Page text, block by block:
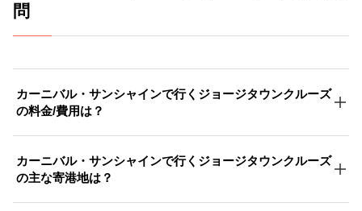
問
カーニバル・サンシャインで行くジョージタウンクルーズ
の料金/費用は？
カーニバル・サンシャインで行くジョージタウンクルーズ
の主な寄港地は？